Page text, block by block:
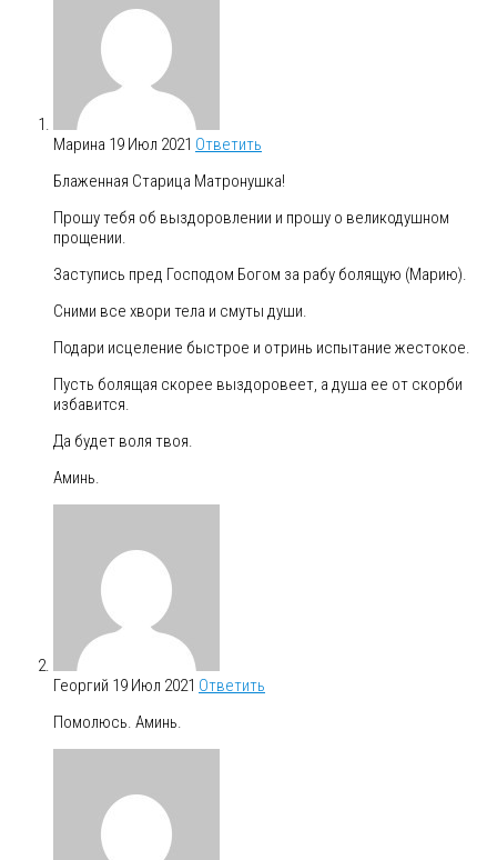
Марина 19 Июл 2021 Ответить
Блаженная Старица Матронушка!
Прошу тебя об выздоровлении и прошу о великодушном
прощении.
Заступись пред Господом Богом за рабу болящую (Марию).
Сними все хвори тела и смуты души.
Подари исцеление быстрое и отринь испытание жестокое.
Пусть болящая скорее выздоровеет, а душа ее от скорби
избавится.
Да будет воля твоя.
Аминь.
Георгий 19 Июл 2021 Ответить
Помолюсь. Аминь.